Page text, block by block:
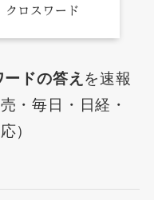
ドの答え を速報
・毎日・日経・
）